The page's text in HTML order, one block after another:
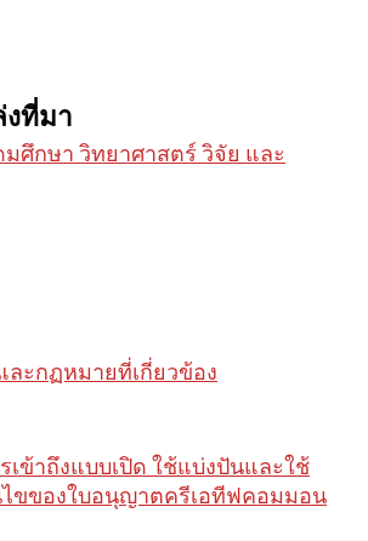
ที่มา
ศึกษา วิทยาศาสตร์ วิจัย และ
ะกฏหมายที่เกี่ยวข้อง
เข้าถึงแบบเปิด ใช้แบ่งปันและใช้
ไขของใบอนุญาตครีเอทีฟคอมมอน